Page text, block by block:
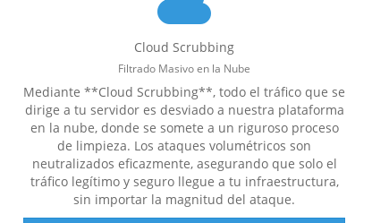
Cloud Scrubbing
Filtrado Masivo en la Nube
Mediante **Cloud Scrubbing**, todo el tráfico que se
dirige a tu servidor es desviado a nuestra plataforma
en la nube, donde se somete a un riguroso proceso
de limpieza. Los ataques volumétricos son
neutralizados eficazmente, asegurando que solo el
tráfico legítimo y seguro llegue a tu infraestructura,
sin importar la magnitud del ataque.